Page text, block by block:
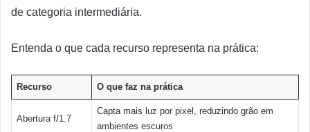
de categoria intermediária.
Entenda o que cada recurso representa na prática:
Recurso O que faz na prática
Abertura f/1.7
Capta mais luz por pixel, reduzindo grão em
ambientes escuros